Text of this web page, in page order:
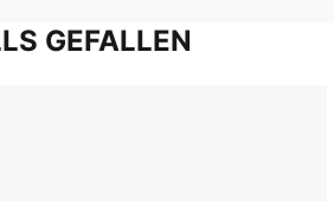
GEFALLEN